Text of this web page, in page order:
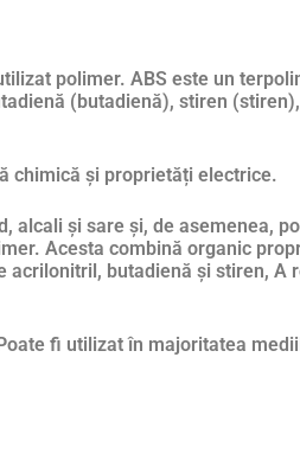
polimer. ABS este un
(butadienă), stiren
chimică și proprietăți electrice.
alcali și sare și, de asemenea,
Acesta combină organic
butadienă și stiren, A
fi utilizat în majoritatea